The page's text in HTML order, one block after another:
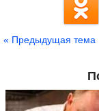
« Предыдущая тема